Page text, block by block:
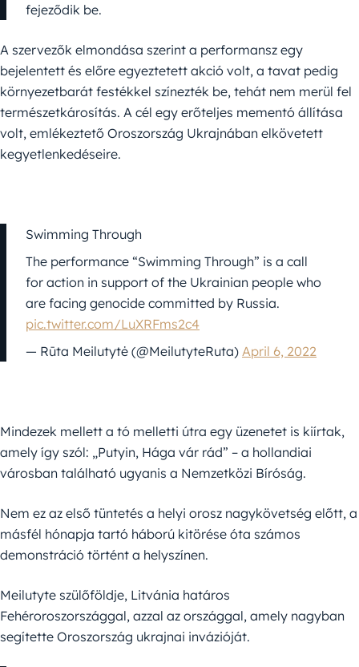
fejeződik be.
A szervezők elmondása szerint a performansz egy
bejelentett és előre egyeztetett akció volt, a tavat pedig
környezetbarát festékkel színezték be, tehát nem merül fel
természetkárosítás. A cél egy erőteljes mementó állítása
volt, emlékeztető Oroszország Ukrajnában elkövetett
kegyetlenkedéseire.
Swimming Through
The performance “Swimming Through” is a call
for action in support of the Ukrainian people who
are facing genocide committed by Russia.
pic.twitter.com/LuXRFms2c4
— Rūta Meilutytė (@MeilutyteRuta) April 6, 2022
Mindezek mellett a tó melletti útra egy üzenetet is kiírtak,
amely így szól: „Putyin, Hága vár rád” – a hollandiai
városban található ugyanis a Nemzetközi Bíróság.
Nem ez az első tüntetés a helyi orosz nagykövetség előtt, a
másfél hónapja tartó háború kitörése óta számos
demonstráció történt a helyszínen.
Meilutyte szülőföldje, Litvánia határos
Fehéroroszországgal, azzal az országgal, amely nagyban
segítette Oroszország ukrajnai invázióját.